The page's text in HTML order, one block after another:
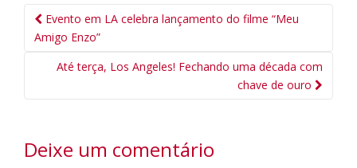
Navegação
da
Postagem
Evento em LA celebra lançamento do filme “Meu
Amigo Enzo”
Até terça, Los Angeles! Fechando uma década com
chave de ouro
Deixe um comentário